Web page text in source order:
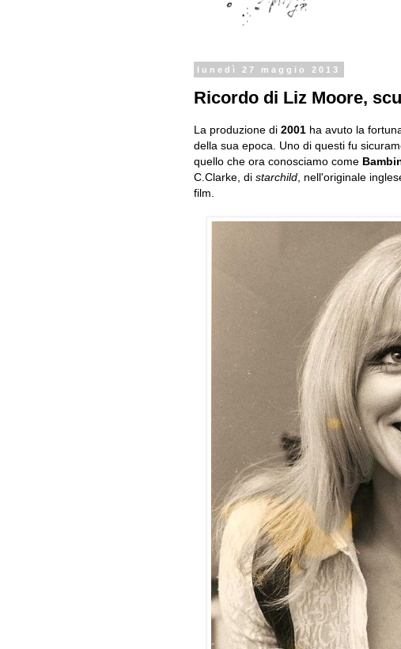
lunedì 27 maggio 2013
Ricordo di Liz Moore,
La produzione di 2001 ha avuto la
della sua epoca. Uno di questi fu
quello che ora conosciamo come
C.Clarke, di starchild , nell'originale
film.